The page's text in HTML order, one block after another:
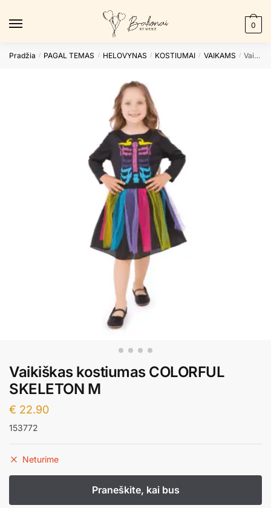
0
Pradžia / PAGAL TEMAS / HELOVYNAS / KOSTIUMAI / VAIKAMS / Vaikiškas kostiumas COLORFUL SKELETON M
Vaikiškas kostiumas COLORFUL
SKELETON M
€ 22.90
153772
Neturime